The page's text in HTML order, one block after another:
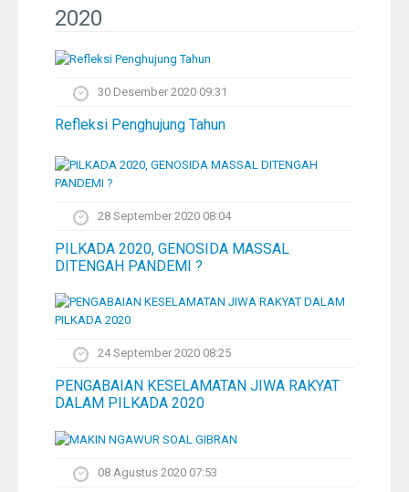
Pelangi
Galeri Foto
Ustadz
Kontak
2020
30 Desember 2020 09:31
Refleksi Penghujung Tahun
28 September 2020 08:04
PILKADA 2020, GENOSIDA MASSAL
DITENGAH PANDEMI ?
24 September 2020 08:25
PENGABAIAN KESELAMATAN JIWA RAKYAT
DALAM PILKADA 2020
08 Agustus 2020 07:53